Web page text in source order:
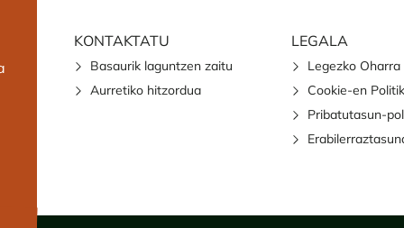
KONTAKTATU
Basaurik laguntzen zaitu
Aurretiko hitzordua
LEGALA
Legezko Oharra
Cookie-en
Pribatutasun-